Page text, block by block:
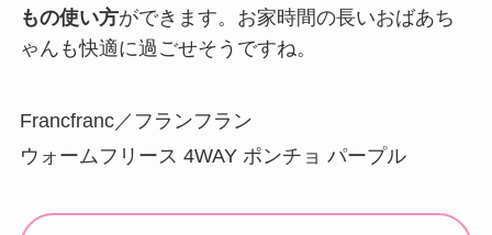
もの使い方ができます。お家時間の長いおばあち
ゃんも快適に過ごせそうですね。
Francfranc／フランフラン
ウォームフリース 4WAY ポンチョ パープル